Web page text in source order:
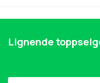
behandlingen av dette
mulig.
beskyttelse som vikler
Lignende